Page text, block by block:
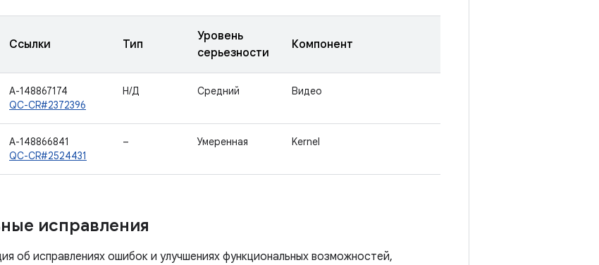
Ссылки Тип
Уровень
серьезности
Компонент
A-148867174
QC-CR#2372396
Н/Д Средний Видео
A-148866841
QC-CR#2524431
– Умеренная Kernel
исправления
об исправлениях ошибок и улучшениях функциональных возможностей,